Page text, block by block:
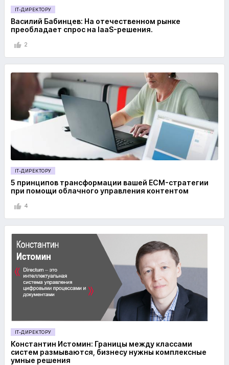
IT-ДИРЕКТОРУ
Василий Бабинцев: На отечественном рынке
преобладает спрос на IaaS-решения.
2
IT-ДИРЕКТОРУ
5 принципов трансформации вашей ECM-стратегии
при помощи облачного управления контентом
4
IT-ДИРЕКТОРУ
Константин Истомин: Границы между классами
систем размываются, бизнесу нужны комплексные
умные решения